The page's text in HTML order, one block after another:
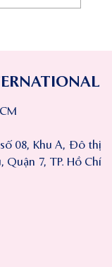
08, Khu A, Đô thị
7, TP. Hồ Chí